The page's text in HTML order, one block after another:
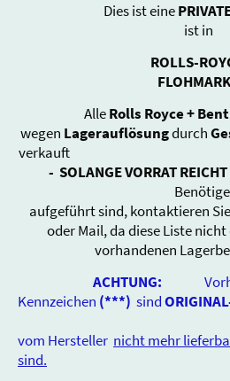
Dies ist eine
ist in
ROLLS-
AlleRolls Royce +
wegen Lagerauflösungdurch
- SOLANGE VORRAT REICHT
Benötigen Sie
aufgeführt sind, kontaktieren
oder Mail, da diese Liste
vorhandenen
ACHTUNG:
Kennzeichen (***) sind
RR/B
vom Hersteller nicht mehr
sind.